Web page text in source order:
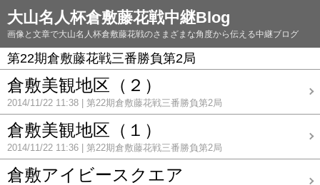
大山名人杯倉敷藤花戦中継Blog
画像と文章で大山名人杯倉敷藤花戦のさまざまな角度から伝える中継ブログ
第22期倉敷藤花戦三番勝負第2局
倉敷美観地区（２）
2014/11/22 11:38 第22期倉敷藤花戦三番勝負第2局
倉敷美観地区（１）
2014/11/22 11:36 第22期倉敷藤花戦三番勝負第2局
倉敷アイビースクエア